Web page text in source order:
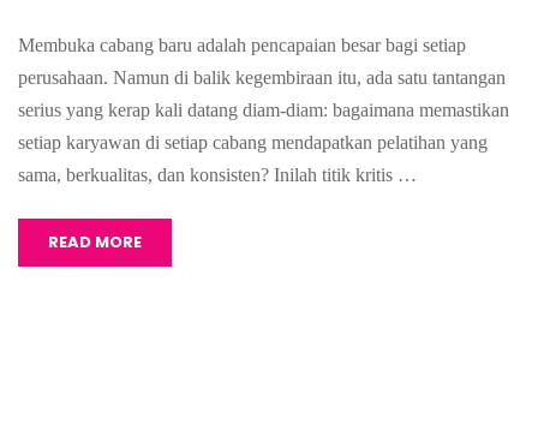
Membuka cabang baru adalah pencapaian besar bagi setiap
perusahaan. Namun di balik kegembiraan itu, ada satu tantangan
serius yang kerap kali datang diam-diam: bagaimana memastikan
setiap karyawan di setiap cabang mendapatkan pelatihan yang
sama, berkualitas, dan konsisten? Inilah titik kritis …
READ MORE